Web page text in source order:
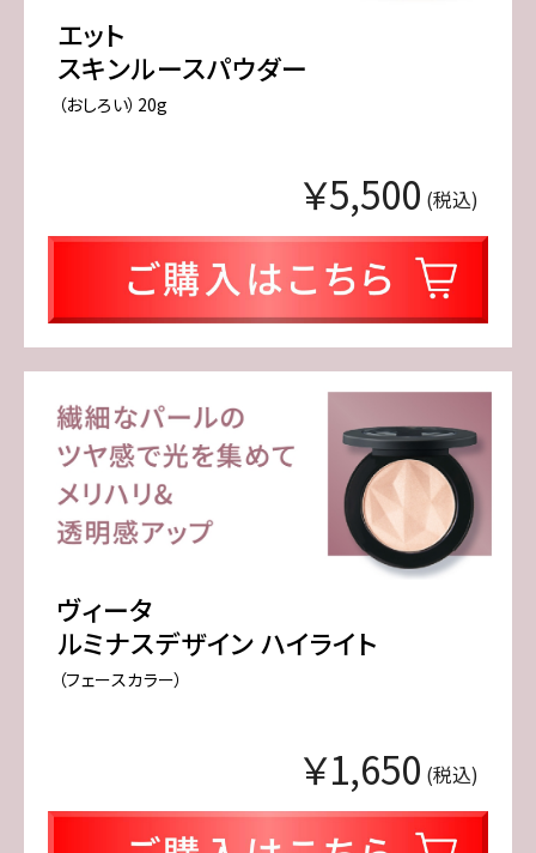
エット
スキンルースパウダー
（おしろい）20g
￥5,500 (税込)
ヴィータ
ルミナスデザイン ハイライト
（フェースカラー）
￥1,650 (税込)